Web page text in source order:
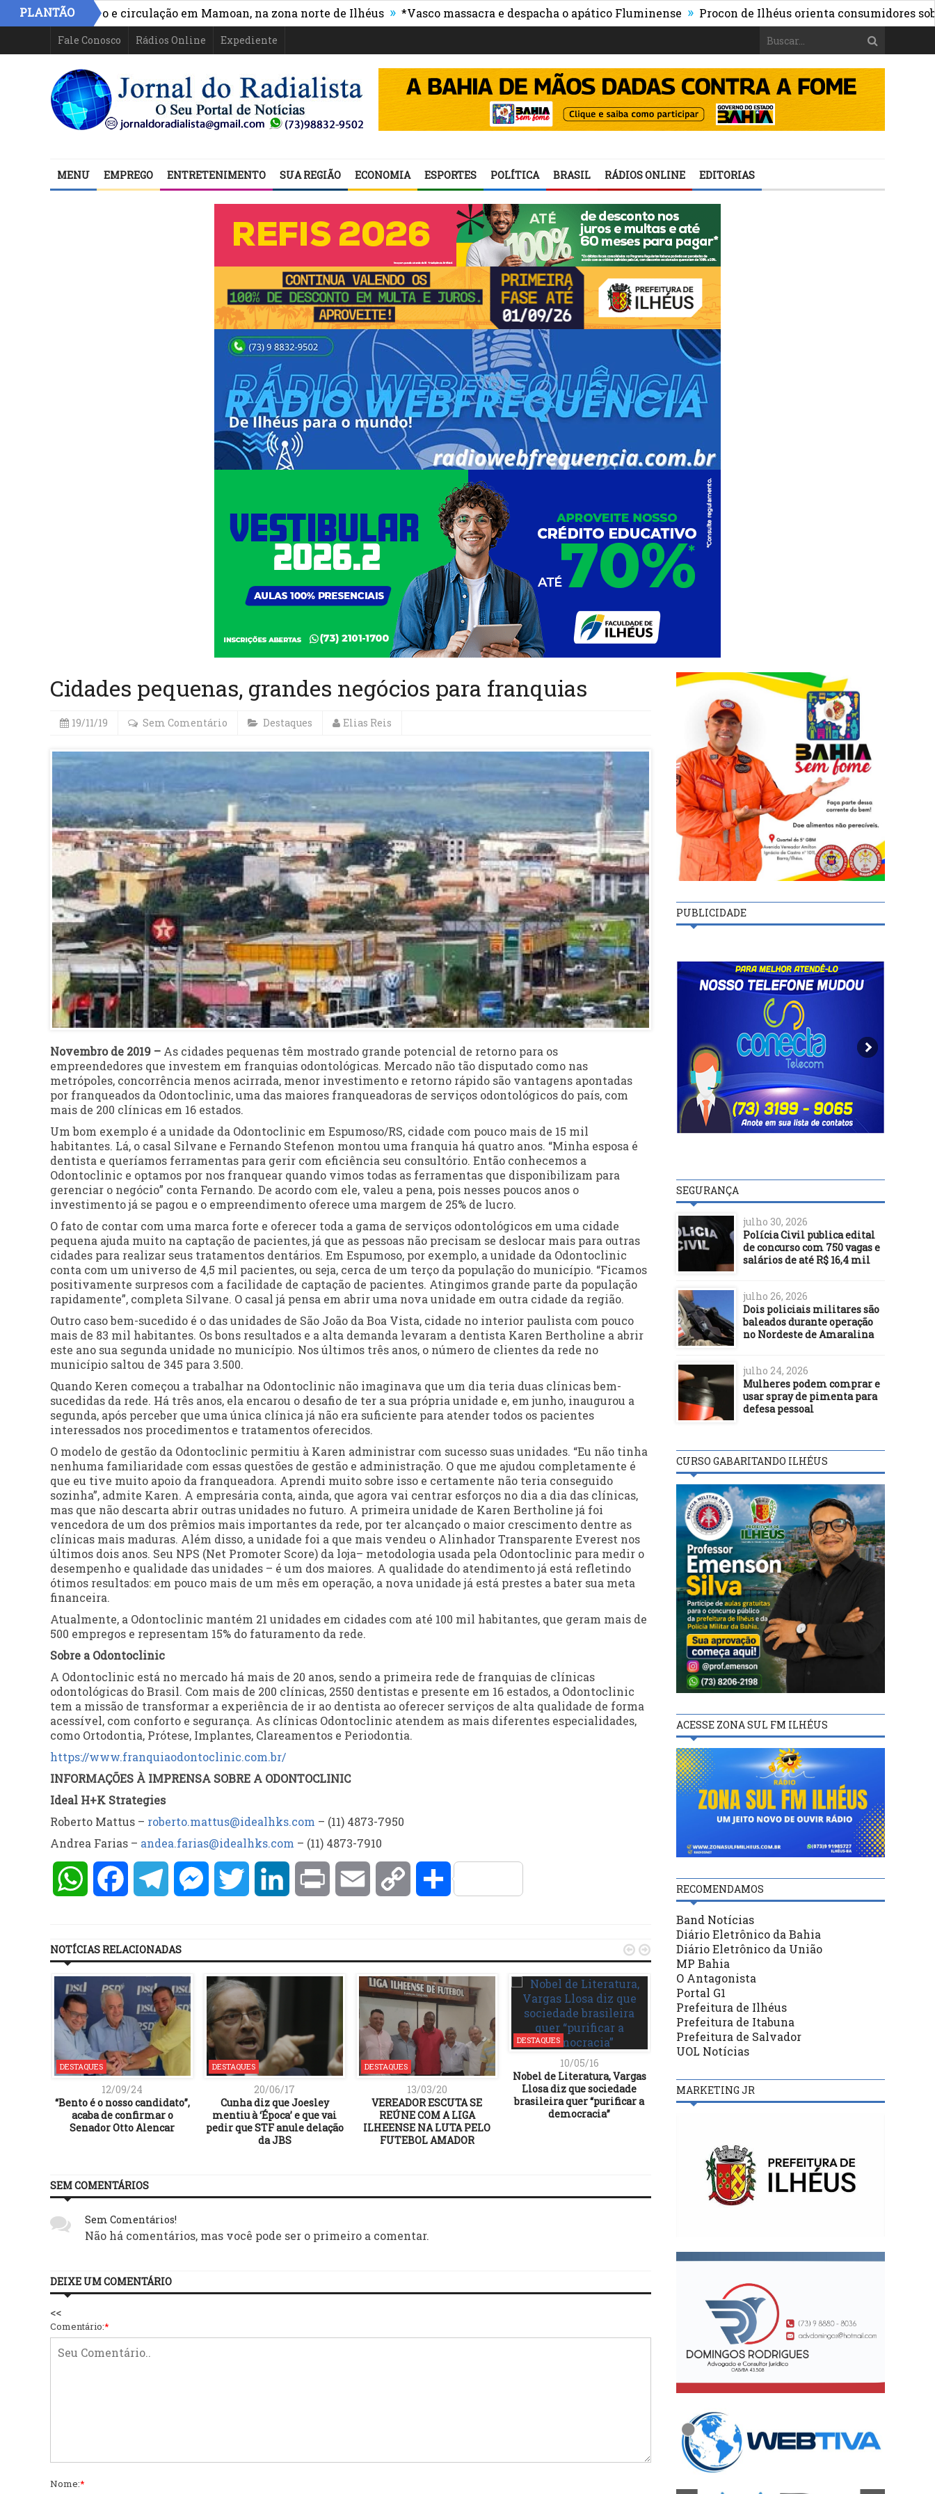
PLANTÃO
acesso e circulação em Mamoan, na zona norte de Ilhéus » *Vasco massacra e despacha o apático Fluminense » Procon de Ilhéus orienta consumidores sobre os
Fale Conosco Rádios Online Expediente
MENU EMPREGO ENTRETENIMENTO SUA REGIÃO ECONOMIA ESPORTES POLÍTICA BRASIL RÁDIOS ONLINE EDITORIAS
Cidades pequenas, grandes negócios para franquias
19/11/19 Sem Comentário Destaques Elias Reis
Novembro de 2019 – As cidades pequenas têm mostrado grande potencial de retorno para os
empreendedores que investem em franquias odontológicas. Mercado não tão disputado como nas
metrópoles, concorrência menos acirrada, menor investimento e retorno rápido são vantagens apontadas
por franqueados da Odontoclinic, uma das maiores franqueadoras de serviços odontológicos do país, com
mais de 200 clínicas em 16 estados.
Um bom exemplo é a unidade da Odontoclinic em Espumoso/RS, cidade com pouco mais de 15 mil
habitantes. Lá, o casal Silvane e Fernando Stefenon montou uma franquia há quatro anos. “Minha esposa é
dentista e queríamos ferramentas para gerir com eficiência seu consultório. Então conhecemos a
Odontoclinic e optamos por nos franquear quando vimos todas as ferramentas que disponibilizam para
gerenciar o negócio” conta Fernando. De acordo com ele, valeu a pena, pois nesses poucos anos o
investimento já se pagou e o empreendimento oferece uma margem de 25% de lucro.
O fato de contar com uma marca forte e oferecer toda a gama de serviços odontológicos em uma cidade
pequena ajuda muito na captação de pacientes, já que as pessoas não precisam se deslocar mais para outras
cidades para realizar seus tratamentos dentários. Em Espumoso, por exemplo, a unidade da Odontoclinic
conta com um universo de 4,5 mil pacientes, ou seja, cerca de um terço da população do município. “Ficamos
positivamente surpresos com a facilidade de captação de pacientes. Atingimos grande parte da população
rapidamente”, completa Silvane. O casal já pensa em abrir uma nova unidade em outra cidade da região.
Outro caso bem-sucedido é o das unidades de São João da Boa Vista, cidade no interior paulista com pouco
mais de 83 mil habitantes. Os bons resultados e a alta demanda levaram a dentista Karen Bertholine a abrir
este ano sua segunda unidade no município. Nos últimos três anos, o número de clientes da rede no
município saltou de 345 para 3.500.
Quando Keren começou a trabalhar na Odontoclinic não imaginava que um dia teria duas clínicas bem-
sucedidas da rede. Há três anos, ela encarou o desafio de ter a sua própria unidade e, em junho, inaugurou a
segunda, após perceber que uma única clínica já não era suficiente para atender todos os pacientes
interessados nos procedimentos e tratamentos oferecidos.
O modelo de gestão da Odontoclinic permitiu à Karen administrar com sucesso suas unidades. “Eu não tinha
nenhuma familiaridade com essas questões de gestão e administração. O que me ajudou completamente é
que eu tive muito apoio da franqueadora. Aprendi muito sobre isso e certamente não teria conseguido
sozinha”, admite Karen. A empresária conta, ainda, que agora vai centrar esforços no dia a dia das clínicas,
mas que não descarta abrir outras unidades no futuro. A primeira unidade de Karen Bertholine já foi
vencedora de um dos prêmios mais importantes da rede, por ter alcançado o maior crescimento dentre as
clínicas mais maduras. Além disso, a unidade foi a que mais vendeu o Alinhador Transparente Everest nos
últimos dois anos. Seu NPS (Net Promoter Score) da loja– metodologia usada pela Odontoclinic para medir o
desempenho e qualidade das unidades – é um dos maiores. A qualidade do atendimento já está refletindo
ótimos resultados: em pouco mais de um mês em operação, a nova unidade já está prestes a bater sua meta
financeira.
Atualmente, a Odontoclinic mantém 21 unidades em cidades com até 100 mil habitantes, que geram mais de
500 empregos e representam 15% do faturamento da rede.
Sobre a Odontoclinic
A Odontoclinic está no mercado há mais de 20 anos, sendo a primeira rede de franquias de clínicas
odontológicas do Brasil. Com mais de 200 clínicas, 2550 dentistas e presente em 16 estados, a Odontoclinic
tem a missão de transformar a experiência de ir ao dentista ao oferecer serviços de alta qualidade de forma
acessível, com conforto e segurança. As clínicas Odontoclinic atendem as mais diferentes especialidades,
como Ortodontia, Prótese, Implantes, Clareamentos e Periodontia.
https://www.franquiaodontoclinic.com.br/
INFORMAÇÕES À IMPRENSA SOBRE A ODONTOCLINIC
Ideal H+K Strategies
Roberto Mattus – roberto.mattus@idealhks.com – (11) 4873-7950
Andrea Farias – andea.farias@idealhks.com – (11) 4873-7910
WhatsAppFacebookTelegramMessengerTwitter LinkedInPrint Email Copy Compartilhar
NOTÍCIAS RELACIONADAS
DESTAQUES
12/09/24
“Bento é o nosso candidato”,
acaba de confirmar o
Senador Otto Alencar
DESTAQUES
20/06/17
Cunha diz que Joesley
mentiu à ‘Época’ e que vai
pedir que STF anule delação
da JBS
DESTAQUES
13/03/20
VEREADOR ESCUTA SE
REÚNE COM A LIGA
ILHEENSE NA LUTA PELO
FUTEBOL AMADOR
DESTAQUES
10/05/16
Nobel de Literatura, Vargas
Llosa diz que sociedade
brasileira quer “purificar a
democracia”
DESTAQUES
26/11/16
quarta-feira, dia 30 de
novembro
TRT-BA suspende
 
SEM COMENTÁRIOS
Sem Comentários!
Não há comentários, mas você pode ser o primeiro a comentar.
DEIXE UM COMENTÁRIO
<<
Comentário:*
Nome:*
PUBLICIDADE
SEGURANÇA
julho 30, 2026
Polícia Civil publica edital
de concurso com 750 vagas e
salários de até R$ 16,4 mil
julho 26, 2026
Dois policiais militares são
baleados durante operação
no Nordeste de Amaralina
julho 24, 2026
Mulheres podem comprar e
usar spray de pimenta para
defesa pessoal
CURSO GABARITANDO ILHÉUS
ACESSE ZONA SUL FM ILHÉUS
RECOMENDAMOS
Band Notícias
Diário Eletrônico da Bahia
Diário Eletrônico da União
MP Bahia
O Antagonista
Portal G1
Prefeitura de Ilhéus
Prefeitura de Itabuna
Prefeitura de Salvador
UOL Notícias
MARKETING JR